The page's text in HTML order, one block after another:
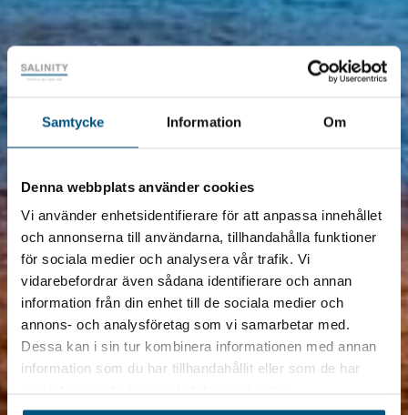
Samtycke Information Om
Denna webbplats använder cookies
Vi använder enhetsidentifierare för att anpassa innehållet
och annonserna till användarna, tillhandahålla funktioner
för sociala medier och analysera vår trafik. Vi
vidarebefordrar även sådana identifierare och annan
information från din enhet till de sociala medier och
annons- och analysföretag som vi samarbetar med.
Dessa kan i sin tur kombinera informationen med annan
information som du har tillhandahållit eller som de har